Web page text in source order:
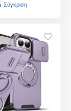
Σύγκριση